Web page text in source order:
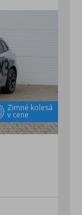
Zimné kolesá
v cene